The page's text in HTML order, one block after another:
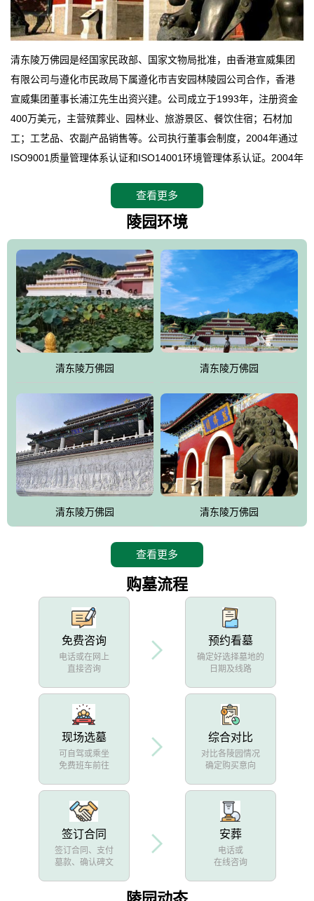
清东陵万佛园是经国家民政部、国家文物局批准，由香港宣威集团
有限公司与遵化市民政局下属遵化市吉安园林陵园公司合作，香港
宣威集团董事长浦江先生出资兴建。公司成立于1993年，注册资金
400万美元，主营殡葬业、园林业、旅游景区、餐饮住宿；石材加
工；工艺品、农副产品销售等。公司执行董事会制度，2004年通过
ISO9001质量管理体系认证和ISO14001环境管理体系认证。2004年
拥有4A级旅游区头衔的花园式陵园，园内建有四星级酒店一座。
万佛园位于遵化市境内，座落在世界文化遗产清东陵地形墙内，地
形绝佳，地理位置优越，交通便利。公司以“建设全国顶级人生后花
园、打造佛教精品旅游圣地”为目标，以海外归侨、国内外知名人士
的墓地安葬、祭祀吊亡并结合旅游参观构成其主要使用功能；以苍
郁绚丽、优雅宜人的园林景观构成其外部形象。通过墓园建设与造
园手法相结合的默契操作，建成一处特色鲜明、服务周全、环境优
美、民族风格突出，与周边文物古迹交相呼应的极具吸引力的花园
式园林。
万佛园工程一期占地448亩，目前完成投资近12亿元人民币，园区采
用全仿古式建筑，寻求与世界文化遗产地清东陵的和谐统一，在园
区建设中寻求陵园建设与景区建设的有机融合，充分发挥独一无二
的地形优势，打造现代艺术园林，建设旅游景观、寺庙、酒店等综
合服务设施，服务于陵园经营，使企业的多元化经营项目相互依
托、相互促进，园区绿化覆盖率达90%。
设计建造各种墓地墓位3万个；主体建筑金宝塔，墓位容量8万个，
能适应不同消费阶层的需求，为客户提供墓碑设计制作服务、特色
查看更多
陵园环境
清东陵万佛园 清东陵万佛园
清东陵万佛园 清东陵万佛园
查看更多
购墓流程
免费咨询
电话或在网上
直接咨询
预约看墓
确定好选择墓地的
日期及线路
现场选墓
可自驾或乘坐
免费班车前往
综合对比
对比各陵园情况
确定购买意向
签订合同
签订合同、支付
墓款、确认碑文
安葬
电话或
在线咨询